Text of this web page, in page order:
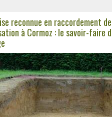
reconnue en raccordement de
à Cormoz : le savoir-faire